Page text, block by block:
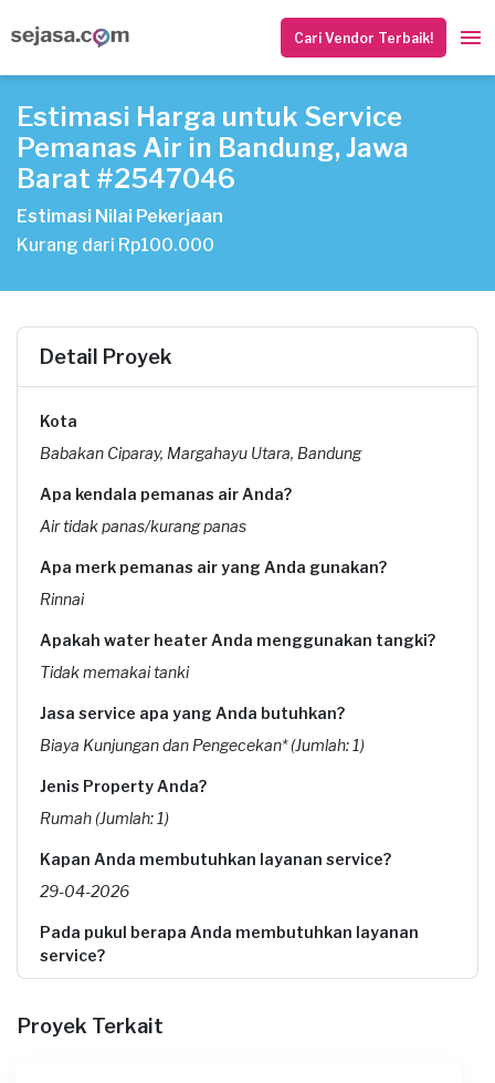
Cari Vendor Terbaik!
Estimasi Harga untuk Service
Pemanas Air in Bandung, Jawa
Barat #2547046
Estimasi Nilai Pekerjaan
Kurang dari Rp100.000
Detail Proyek
Kota
Babakan Ciparay, Margahayu Utara, Bandung
Apa kendala pemanas air Anda?
Air tidak panas/kurang panas
Apa merk pemanas air yang Anda gunakan?
Rinnai
Apakah water heater Anda menggunakan tangki?
Tidak memakai tanki
Jasa service apa yang Anda butuhkan?
Biaya Kunjungan dan Pengecekan* (Jumlah: 1)
Jenis Property Anda?
Rumah (Jumlah: 1)
Kapan Anda membutuhkan layanan service?
29-04-2026
Pada pukul berapa Anda membutuhkan layanan
service?
Berapa budget total untuk layanan ini?
Proyek Terkait